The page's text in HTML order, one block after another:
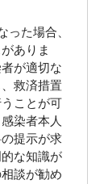
た場合、
ありま
が適切な
救済措置
ことが可
染者本人
提示が求
な知識が
談が勧め